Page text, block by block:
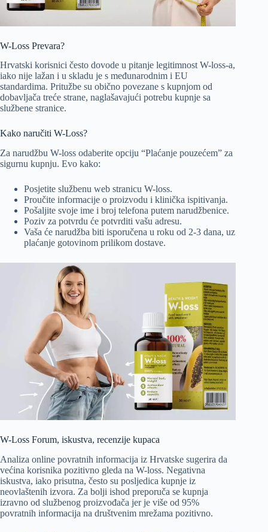
W-Loss Prevara?
Hrvatski korisnici često dovode u pitanje legitimnost W-loss-a,
iako nije lažan i u skladu je s međunarodnim i EU
standardima. Pritužbe su obično povezane s kupnjom od
dobavljača treće strane, naglašavajući potrebu kupnje sa
službene stranice.
Kako naručiti W-Loss?
Za narudžbu W-loss odaberite opciju “Plaćanje pouzećem” za
sigurnu kupnju. Evo kako:
Posjetite službenu web stranicu W-loss.
Proučite informacije o proizvodu i klinička ispitivanja.
Pošaljite svoje ime i broj telefona putem narudžbenice.
Poziv za potvrdu će potvrditi vašu adresu.
Vaša će narudžba biti isporučena u roku od 2-3 dana, uz
plaćanje gotovinom prilikom dostave.
W-Loss Forum, iskustva, recenzije kupaca
Analiza online povratnih informacija iz Hrvatske sugerira da
većina korisnika pozitivno gleda na W-loss. Negativna
iskustva, iako prisutna, često su posljedica kupnje iz
neovlaštenih izvora. Za bolji ishod preporuča se kupnja
izravno od službenog proizvođača jer je više od 95%
povratnih informacija na društvenim mrežama pozitivno.